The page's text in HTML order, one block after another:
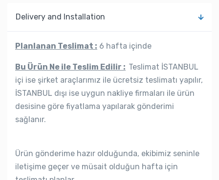
Delivery and Installation
Planlanan Teslimat : 6 hafta içinde
Bu Ürün Ne ile Teslim Edilir : Teslimat İSTANBUL
içi ise şirket araçlarımız ile ücretsiz teslimatı yapılır,
İSTANBUL dışı ise uygun nakliye firmaları ile ürün
desisine göre fiyatlama yapılarak gönderimi
sağlanır.
Ürün gönderime hazır olduğunda, ekibimiz seninle
iletişime geçer ve müsait olduğun hafta için